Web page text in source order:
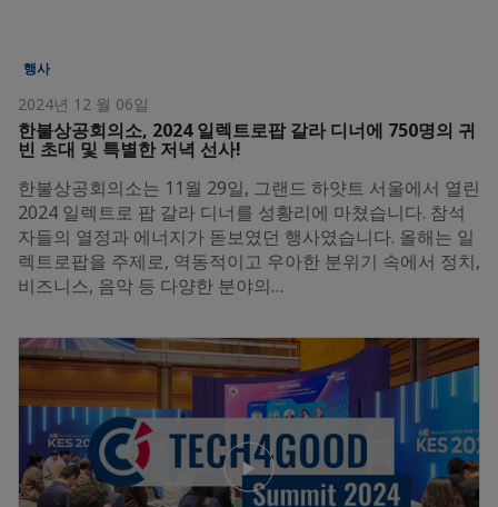
행사
2024년 12 월 06일
한불상공회의소, 2024 일렉트로팝 갈라 디너에 750명의 귀
빈 초대 및 특별한 저녁 선사!
한불상공회의소는 11월 29일, 그랜드 하얏트 서울에서 열린
2024 일렉트로 팝 갈라 디너를 성황리에 마쳤습니다. 참석
자들의 열정과 에너지가 돋보였던 행사였습니다. 올해는 일
렉트로팝을 주제로, 역동적이고 우아한 분위기 속에서 정치,
비즈니스, 음악 등 다양한 분야의…